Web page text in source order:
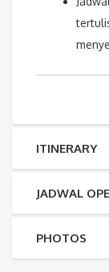
ITINERARY
JADWAL
PHOTOS